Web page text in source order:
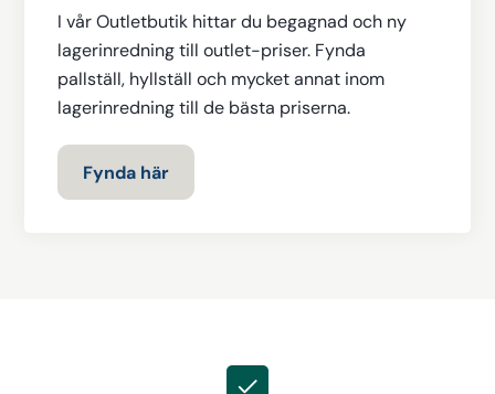
I vår Outletbutik hittar du begagnad och ny
lagerinredning till outlet-priser. Fynda
pallställ, hyllställ och mycket annat inom
lagerinredning till de bästa priserna.
Fynda här